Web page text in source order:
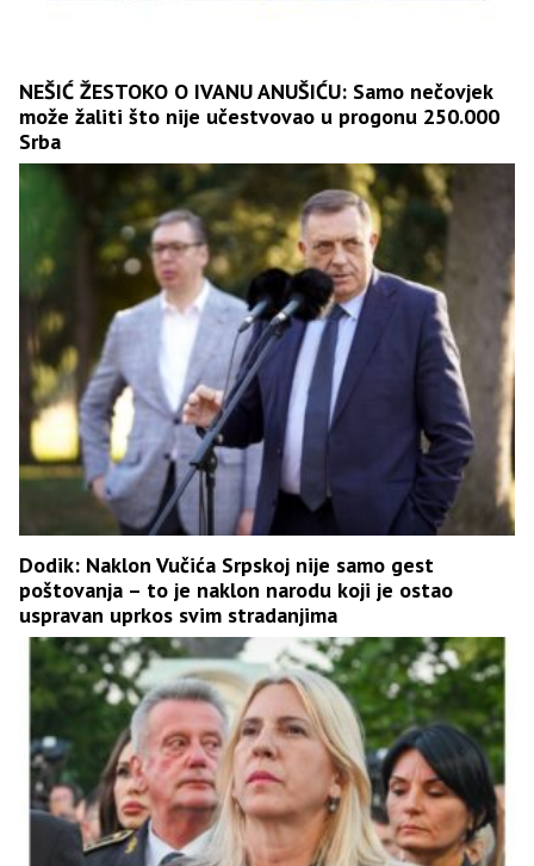
NEŠIĆ ŽESTOKO O IVANU ANUŠIĆU: Samo nečovjek
može žaliti što nije učestvovao u progonu 250.000
Srba
Dodik: Naklon Vučića Srpskoj nije samo gest
poštovanja – to je naklon narodu koji je ostao
uspravan uprkos svim stradanjima